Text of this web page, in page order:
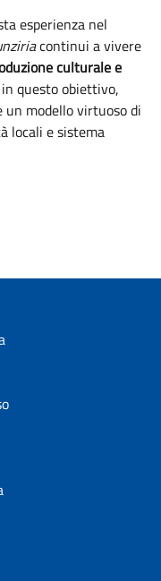
esperienza nel
continui a vivere
culturale e
questo obiettivo,
modello virtuoso di
locali e sistema